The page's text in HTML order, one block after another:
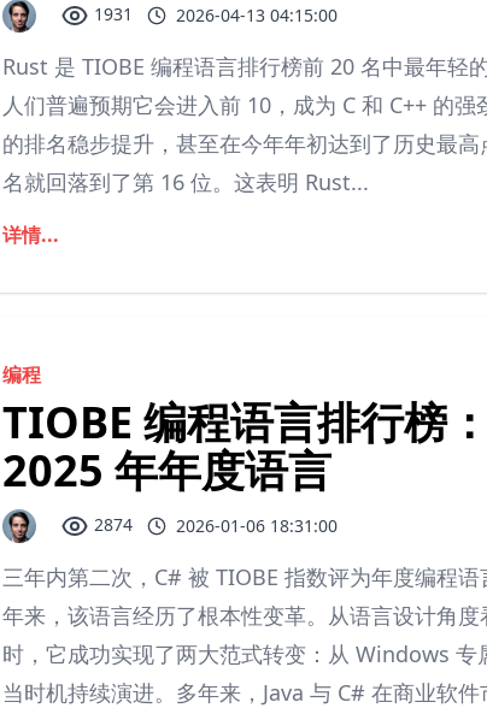
1931 2026-04-13 04:15:00
Rust 是 TIOBE 编程语言排行榜前 20 名中最年轻
人们普遍预期它会进入前 10，成为 C 和 C++ 的
的排名稳步提升，甚至在今年年初达到了历史最
名就回落到了第 16 位。这表明 Rust...
详情...
编程
TIOBE 编程语言排行榜
2025 年年度语言
2874 2026-01-06 18:31:00
三年内第二次，C# 被 TIOBE 指数评为年度编程
年来，该语言经历了根本性变革。从语言设计角
时，它成功实现了两大范式转变：从 Windows
当时机持续演进。多年来，Java 与 C# 在商业软